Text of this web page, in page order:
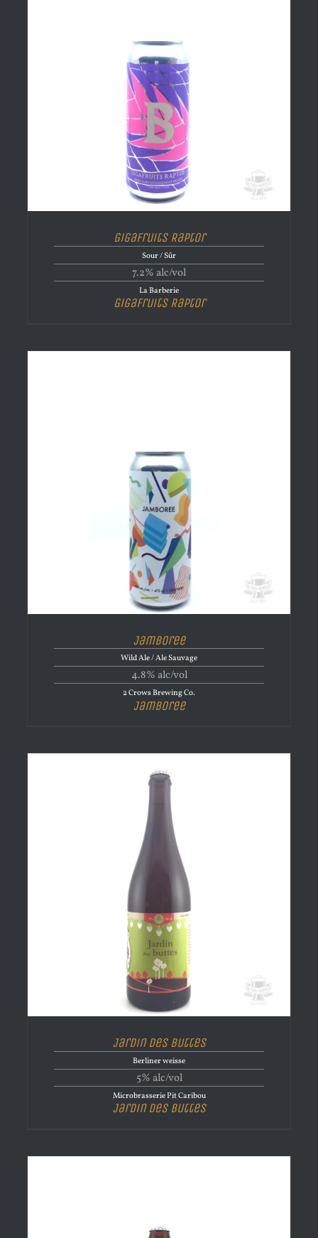
Gigafruits Raptor
Sour / Sûr
7.2% alc/vol
La Barberie
Gigafruits Raptor
Jamboree
Wild Ale / Ale Sauvage
4.8% alc/vol
2 Crows Brewing Co.
Jamboree
Jardin des Buttes
Berliner weisse
5% alc/vol
Microbrasserie Pit Caribou
Jardin des Buttes